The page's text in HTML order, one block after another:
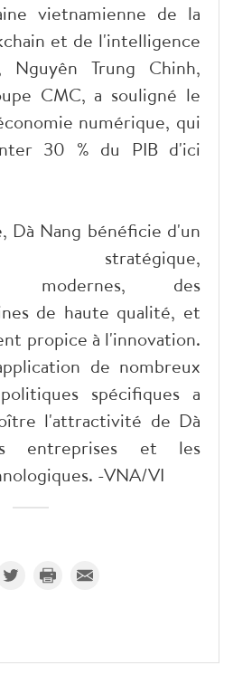
vietnamienne de la
et de l'intelligence
Nguyên Trung Chinh,
CMC, a souligné le
numérique, qui
30 % du PIB d'ici
Dà Nang bénéficie d'un
stratégique,
modernes, des
de haute qualité, et
propice à l'innovation.
de nombreux
spécifiques a
l'attractivité de Dà
entreprises et les
-VNA/VI